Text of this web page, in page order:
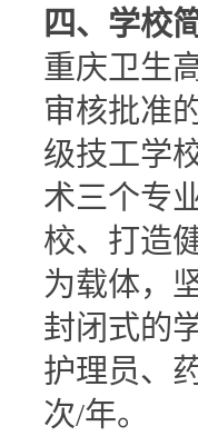
四、学校
重庆卫生
审核批准
级技工学
术三个专
校、打造
为载体，
封闭式的
护理员、
次/年。